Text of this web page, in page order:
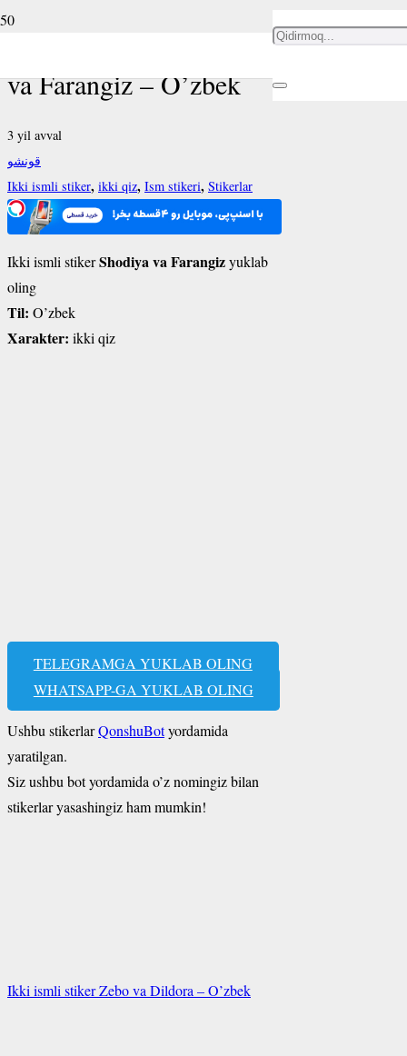
Ikki ismli stiker Shodiya
va Farangiz – O’zbek
3 yil avval
قونشو
Ikki ismli stiker, ikki qiz, Ism stikeri, Stikerlar
Ikki ismli stikerShodiya va Farangizyuklab
oling
Til: O’zbek
Xarakter: ikki qiz
TELEGRAMGA YUKLAB OLING
WHATSAPP-GA YUKLAB OLING
Ushbu stikerlarQonshuBotyordamida
yaratilgan.
Siz ushbu bot yordamida o’z nomingiz bilan
stikerlar yasashingiz ham mumkin!
Ikki ismli stiker Zebo va Dildora – O’zbek